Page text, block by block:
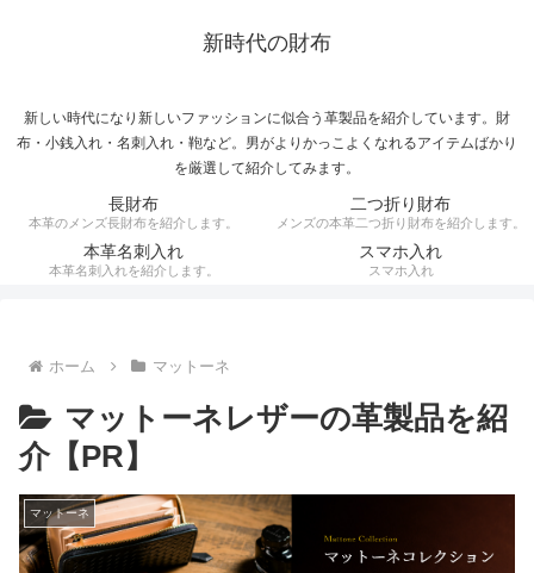
新時代の財布
新しい時代になり新しいファッションに似合う革製品を紹介しています。財
布・小銭入れ・名刺入れ・鞄など。男がよりかっこよくなれるアイテムばかり
を厳選して紹介してみます。
長財布
本革のメンズ長財布を紹介します。
二つ折り財布
メンズの本革二つ折り財布を紹介します。
本革名刺入れ
本革名刺入れを紹介します。
スマホ入れ
スマホ入れ
ホーム マットーネ
マットーネレザーの革製品を紹
介【PR】
マットーネ